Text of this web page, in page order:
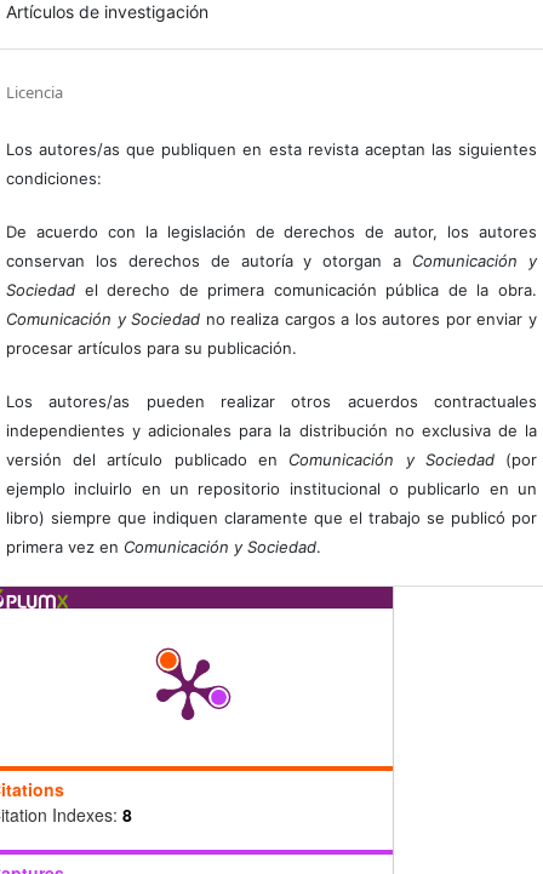
Artículos de investigación
Licencia
Los autores/as que publiquen en esta revista aceptan las siguientes
condiciones:
De acuerdo con la legislación de derechos de autor, los autores
conservan los derechos de autoría y otorgan a Comunicación y
Sociedadel derecho de primera comunicación pública de la obra.
Comunicación y Sociedad no realiza cargos a los autores por enviar y
procesar artículos para su publicación.
Los autores/as pueden realizar otros acuerdos contractuales
independientes y adicionales para la distribución no exclusiva de la
versión del artículo publicado en Comunicación y Sociedad(por
ejemplo incluirlo en un repositorio institucional o publicarlo en un
libro) siempre que indiquen claramente que el trabajo se publicó por
primera vez en Comunicación y Sociedad.
Indexes: 8